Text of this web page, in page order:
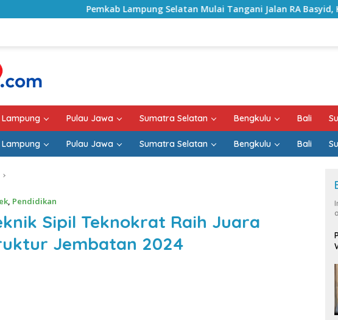
Lampung Selatan Mulai Tangani Jalan RA Basyid, Kontrak Proyek Sudah
Lampung Pulau Jawa Sumatra Selatan Bengkulu Bali
Lampung Pulau Jawa Sumatra Selatan Bengkulu Bali
, Pendidikan
Sipil Teknokrat Raih Juara
Jembatan 2024